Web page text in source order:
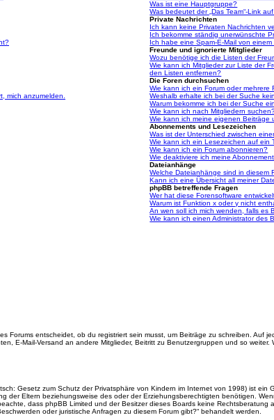
mich anzumelden.
Was ist eine Hauptgruppe?
Was bedeutet der „Das Team“-Link
Private Nachrichten
Ich kann keine Privaten Nachrichten
Ich bekomme ständig unerwünschte
Ich habe eine Spam-E-Mail von
Freunde und ignorierte Mitglieder
Wozu benötige ich die Listen der
Wie kann ich Mitglieder zur Liste der
den Listen entfernen?
Die Foren durchsuchen
Wie kann ich ein Forum oder mehrere
Weshalb erhalte ich bei der Suche
Warum bekomme ich bei der Suche
Wie kann ich nach Mitgliedern
Wie kann ich meine eigenen Beiträge
Abonnements und Lesezeichen
Was ist der Unterschied zwischen
Wie kann ich ein Lesezeichen auf ein
Wie kann ich ein Forum abonnieren?
Wie deaktiviere ich meine
Dateianhänge
Welche Dateianhänge sind in diesem
Kann ich eine Übersicht all meiner
phpBB betreffende Fragen
Wer hat diese Forensoftware
Warum ist Funktion x oder y nicht
An wen soll ich mich wenden, falls es
Wie kann ich einen Administrator des
Forums entscheidet, ob du registriert sein musst, um Beiträge zu schreiben. Auf
E-Mail-Versand an andere Mitglieder, Beitritt zu Benutzergruppen und so
Gesetz zum Schutz der Privatsphäre von Kindern im Internet von 1998) ist
der Eltern beziehungsweise des oder der Erziehungsberechtigten benötigen.
dass phpBB Limited und der Besitzer dieses Boards keine
oder juristische Anfragen zu diesem Forum gibt?“ behandelt werden.